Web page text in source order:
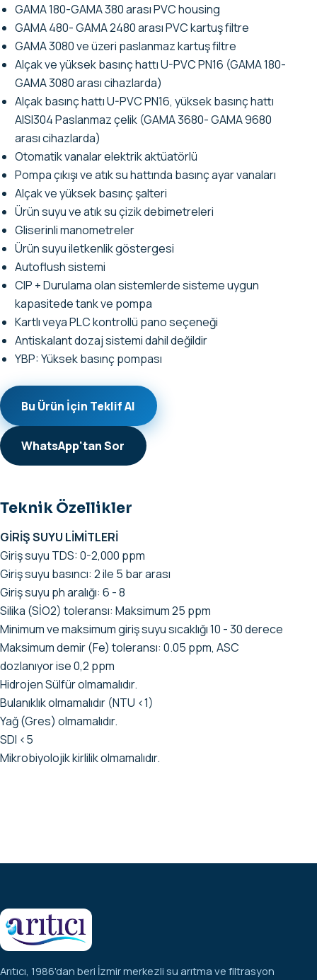
GAMA 180-GAMA 380 arası PVC housing
GAMA 480- GAMA 2480 arası PVC kartuş filtre
GAMA 3080 ve üzeri paslanmaz kartuş filtre
Alçak ve yüksek basınç hattı U-PVC PN16 (GAMA 180-
GAMA 3080 arası cihazlarda)
Alçak basınç hattı U-PVC PN16, yüksek basınç hattı
AISI304 Paslanmaz çelik (GAMA 3680- GAMA 9680
arası cihazlarda)
Otomatik vanalar elektrik aktüatörlü
Pompa çıkışı ve atık su hattında basınç ayar vanaları
Alçak ve yüksek basınç şalteri
Ürün suyu ve atık su çizik debimetreleri
Gliserinli manometreler
Ürün suyu iletkenlik göstergesi
Autoflush sistemi
CIP + Durulama olan sistemlerde sisteme uygun
kapasitede tank ve pompa
Kartlı veya PLC kontrollü pano seçeneği
Antiskalant dozaj sistemi dahil değildir
YBP: Yüksek basınç pompası
Bu Ürün İçin Teklif Al
WhatsApp'tan Sor
Teknik Özellikler
GİRİŞ SUYU LİMİTLERİ
Giriş suyu TDS: 0-2,000 ppm
Giriş suyu basıncı: 2 ile 5 bar arası
Giriş suyu ph aralığı: 6 - 8
Silika (SİO2) toleransı: Maksimum 25 ppm
Minimum ve maksimum giriş suyu sıcaklığı 10 - 30 derece
Maksimum demir (Fe) toleransı: 0.05 ppm, ASC
dozlanıyor ise 0,2 ppm
Hidrojen Sülfür olmamalıdır.
Bulanıklık olmamalıdır (NTU <1)
Yağ (Gres) olmamalıdır.
SDI <5
Mikrobiyolojik kirlilik olmamalıdır.
Arıtıcı, 1986'dan beri İzmir merkezli su arıtma ve filtrasyon